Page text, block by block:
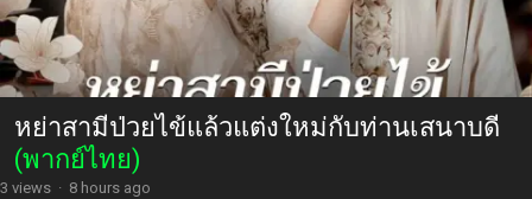
หย่าสามีป่วยไข้แล้วแต่งใหม่กับท่านเสนาบดี
(พากย์ไทย)
3 views · 8 hours ago